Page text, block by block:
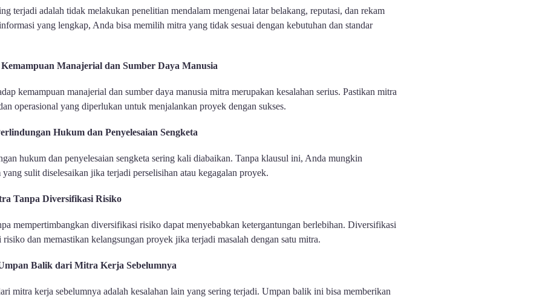
terjadi adalah tidak melakukan penelitian mendalam mengenai latar belakang, reputasi, dan rekam
yang lengkap, Anda bisa memilih mitra yang tidak sesuai dengan kebutuhan dan standar
Manajerial dan Sumber Daya Manusia
kemampuan manajerial dan sumber daya manusia mitra merupakan kesalahan serius. Pastikan mitra
operasional yang diperlukan untuk menjalankan proyek dengan sukses.
Hukum dan Penyelesaian Sengketa
hukum dan penyelesaian sengketa sering kali diabaikan. Tanpa klausul ini, Anda mungkin
sulit diselesaikan jika terjadi perselisihan atau kegagalan proyek.
Tanpa Diversifikasi Risiko
mempertimbangkan diversifikasi risiko dapat menyebabkan ketergantungan berlebihan. Diversifikasi
dan memastikan kelangsungan proyek jika terjadi masalah dengan satu mitra.
Balik dari Mitra Kerja Sebelumnya
mitra kerja sebelumnya adalah kesalahan lain yang sering terjadi. Umpan balik ini bisa memberikan